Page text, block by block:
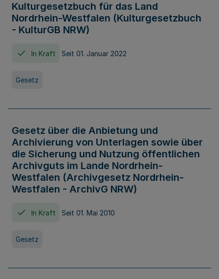
Kulturgesetzbuch für das Land
Nordrhein-Westfalen (Kulturgesetzbuch
- KulturGB NRW)
In Kraft Seit 01. Januar 2022
Gesetz
Gesetz über die Anbietung und
Archivierung von Unterlagen sowie über
die Sicherung und Nutzung öffentlichen
Archivguts im Lande Nordrhein-
Westfalen (Archivgesetz Nordrhein-
Westfalen - ArchivG NRW)
In Kraft Seit 01. Mai 2010
Gesetz